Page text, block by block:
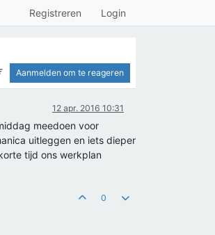
Registreren Login
Aanmelden om te reageren
12 apr. 2016 10:31
meedoen voor
uitleggen en iets dieper
tijd ons werkplan
0